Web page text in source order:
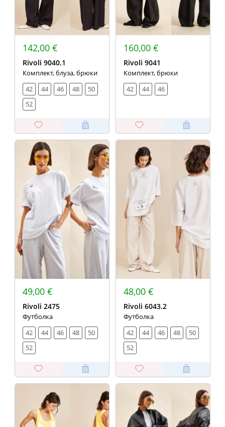
142,00 €
Rivoli 9040.1
Комплект, блуза, брюки
42
44 46 48
50
52
160,00 €
Rivoli 9041
Комплект, брюки
42
44 46
49,00 €
Rivoli 2475
Футболка
42
44 46 48
50
52
48,00 €
Rivoli 6043.2
Футболка
42
44 46 48
50
52